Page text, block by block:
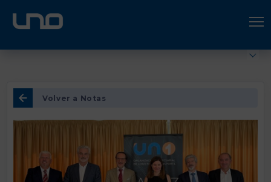
ÚNETE A UNO LOGÍSTICA
Volver a Notas